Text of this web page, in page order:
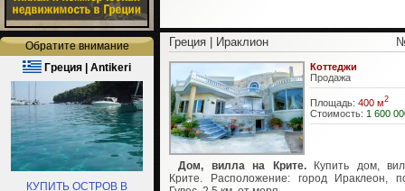
Обратите внимание
Греция | Antikeri
КУПИТЬ ОСТРОВ В
Греция | Ираклион
Коттеджи
Продажа
Площадь: 400 м2
Стоимость: 1 600
Дом, вилла на Крите.Купить дом,
Крите. Расположение: город Ираклеон,